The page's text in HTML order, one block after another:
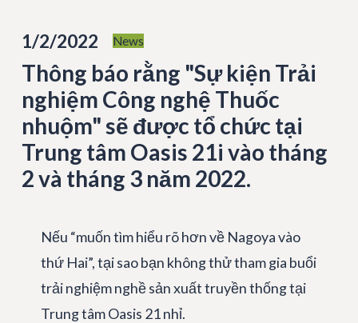
1/2/2022 News
Thông báo rằng "Sự kiện Trải
nghiệm Công nghệ Thuốc
nhuộm" sẽ được tổ chức tại
Trung tâm Oasis 21i vào tháng
2 và tháng 3 năm 2022.
Nếu “muốn tìm hiểu rõ hơn về Nagoya vào
thứ Hai”, tại sao bạn không thử tham gia buổi
trải nghiệm nghề sản xuất truyền thống tại
Trung tâm Oasis 21 nhỉ.